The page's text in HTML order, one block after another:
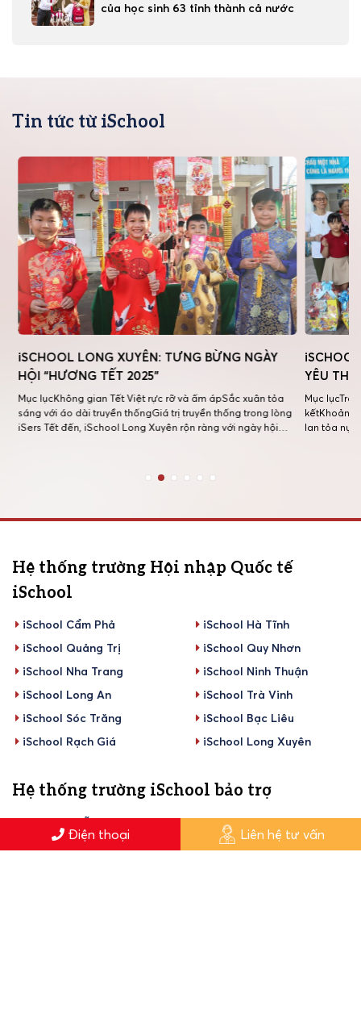
của học sinh 63 tỉnh thành cả nước
Tin tức từ iSchool
iSCHOOL LONG XUYÊN: TƯNG BỪNG NGÀY
HỘI “HƯƠNG TẾT 2025”
Mục lụcKhông gian Tết Việt rực rỡ và ấm ápSắc xuân tỏa
sáng với áo dài truyền thốngGiá trị truyền thống trong lòng
iSers Tết đến, iSchool Long Xuyên rộn ràng với ngày hội
YÊU
Mục
kếtKhoảnh
lan tỏa nụ
Hệ thống trường Hội nhập Quốc tế
iSchool
iSchool Cẩm Phả
iSchool Hà Tĩnh
iSchool Quảng Trị
iSchool Quy Nhơn
iSchool Nha Trang
iSchool Ninh Thuận
iSchool Long An
iSchool Trà Vinh
iSchool Sóc Trăng
iSchool Bạc Liêu
iSchool Rạch Giá
iSchool Long Xuyên
Hệ thống trường iSchool bảo trợ
THPT Nguyễn Huệ
Điện thoại Liên hệ tư vấn